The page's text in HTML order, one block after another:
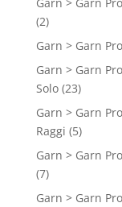
Garn > Garn
(2)
Garn > Garn
Garn > Garn
Solo (23)
Garn > Garn
Raggi (5)
Garn > Garn
(7)
Garn > Garn